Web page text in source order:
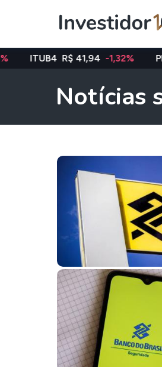
Assuntos do
Ações
Taesa
Itausa
Ambev
Weg
Klabin
Petrobrás
Ver todos
R$ 41,94 -1,32% PETR4 R$
Notícias